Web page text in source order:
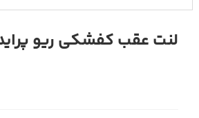
لنت عقب کفشکی ریو